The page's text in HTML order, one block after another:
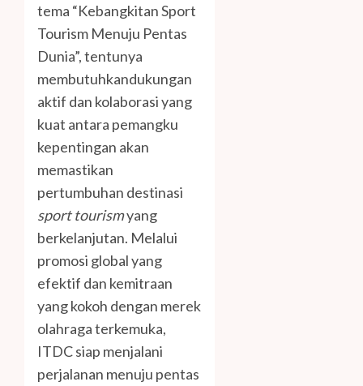
tema “Kebangkitan Sport
Tourism Menuju Pentas
Dunia”, tentunya
membutuhkandukungan
aktif dan kolaborasi yang
kuat antara pemangku
kepentingan akan
memastikan
pertumbuhan destinasi
sport tourismyang
berkelanjutan. Melalui
promosi global yang
efektif dan kemitraan
yang kokoh dengan merek
olahraga terkemuka,
ITDC siap menjalani
perjalanan menuju pentas